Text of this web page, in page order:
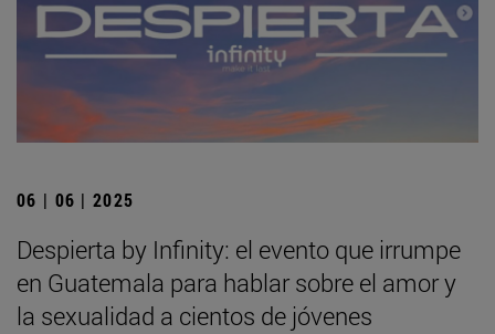
06 | 06 | 2025
Despierta by Infinity: el evento que irrumpe
en Guatemala para hablar sobre el amor y
la sexualidad a cientos de jóvenes